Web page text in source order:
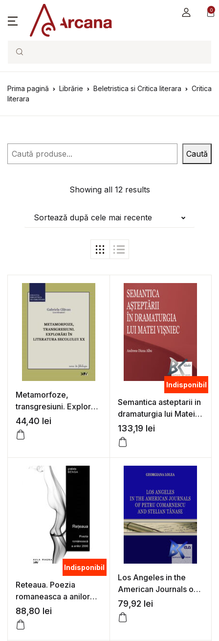
0
Search
Prima pagină Librărie Beletristica si Critica literara
Critica
literara
Caută Caută
Showing all 12 results
Sortează după cele mai recente
Metamorfoze,
transgresiuni. Explorari
in literatura secolului
XX – Gabriela Glavan
(coord.)
44,40 lei
Indisponibil
Semantica asteptarii in
dramaturgia lui Matei
Visniec – Andreea-
Diana Albu
133,19 lei
Indisponibil
Reteaua. Poezia
romaneasca a anilor
2000 – Gratiela Benga
88,80 lei
Los Angeles in the
American Journals of
Petru Comarnescu and
Stelian Tanase –
Georgiana Lolea
79,92 lei